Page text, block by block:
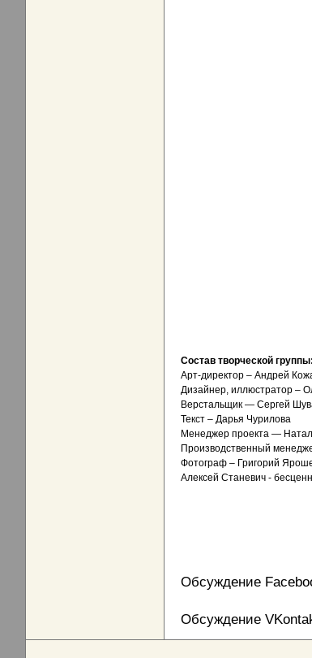
Состав творческой группы:
Арт-директор – Андрей
Дизайнер, иллюстратор –
Верстальщик — Сергей
Текст – Дарья Чурилова
Менеджер проекта —
Производственный
Фотограф – Григорий
Алексей Станевич -
Обсуждение
Обсуждение